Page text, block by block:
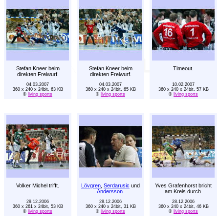
Stefan Kneer beim
direkten Freiwurf.
Stefan Kneer beim
direkten Freiwurf.
Timeout.
04.03.2007
360 x 240 x 24bit, 63 KB
© living sports
04.03.2007
360 x 240 x 24bit, 65 KB
© living sports
10.02.2007
360 x 240 x 24bit, 57 KB
© living sports
Volker Michel trifft. Lövgren Serdarusic und
Andersson
Yves Grafenhorst bricht
am Kreis durch.
29.12.2006
360 x 261 x 24bit, 53 KB
© living sports
28.12.2006
360 x 240 x 24bit, 31 KB
© living sports
28.12.2006
360 x 240 x 24bit, 46 KB
© living sports